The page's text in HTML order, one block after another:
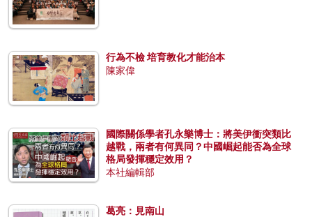
行為不檢 培育教化才能治本
陳家偉
國際關係學者孔永樂博士：將美伊衝突類比
越戰，兩者有何異同？中國崛起能否為全球
格局發揮穩定效用？
本社編輯部
葛亮：見南山